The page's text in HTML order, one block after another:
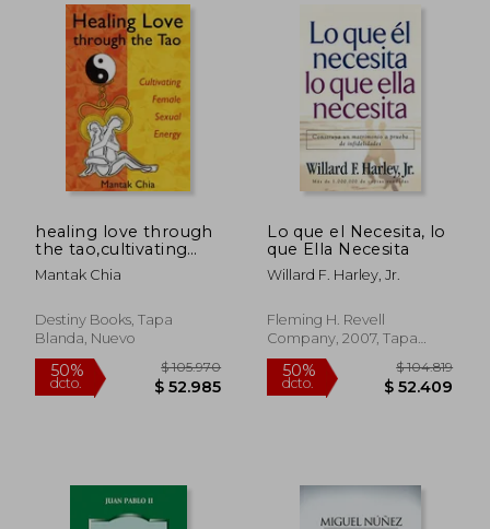
50%
dcto.
$ 174.260
$ 87.130
50%
dcto.
healing love through
the tao,cultivating
female sexual energy
(en Inglés)
Mantak Chia
Destiny Books, Tapa
Blanda, Nuevo
Lo que el Necesita, lo
que Ella Necesita
Willard F. Harley, Jr.
Fleming H. Revell
Company, 2007, Tapa
Blanda, Nuevo